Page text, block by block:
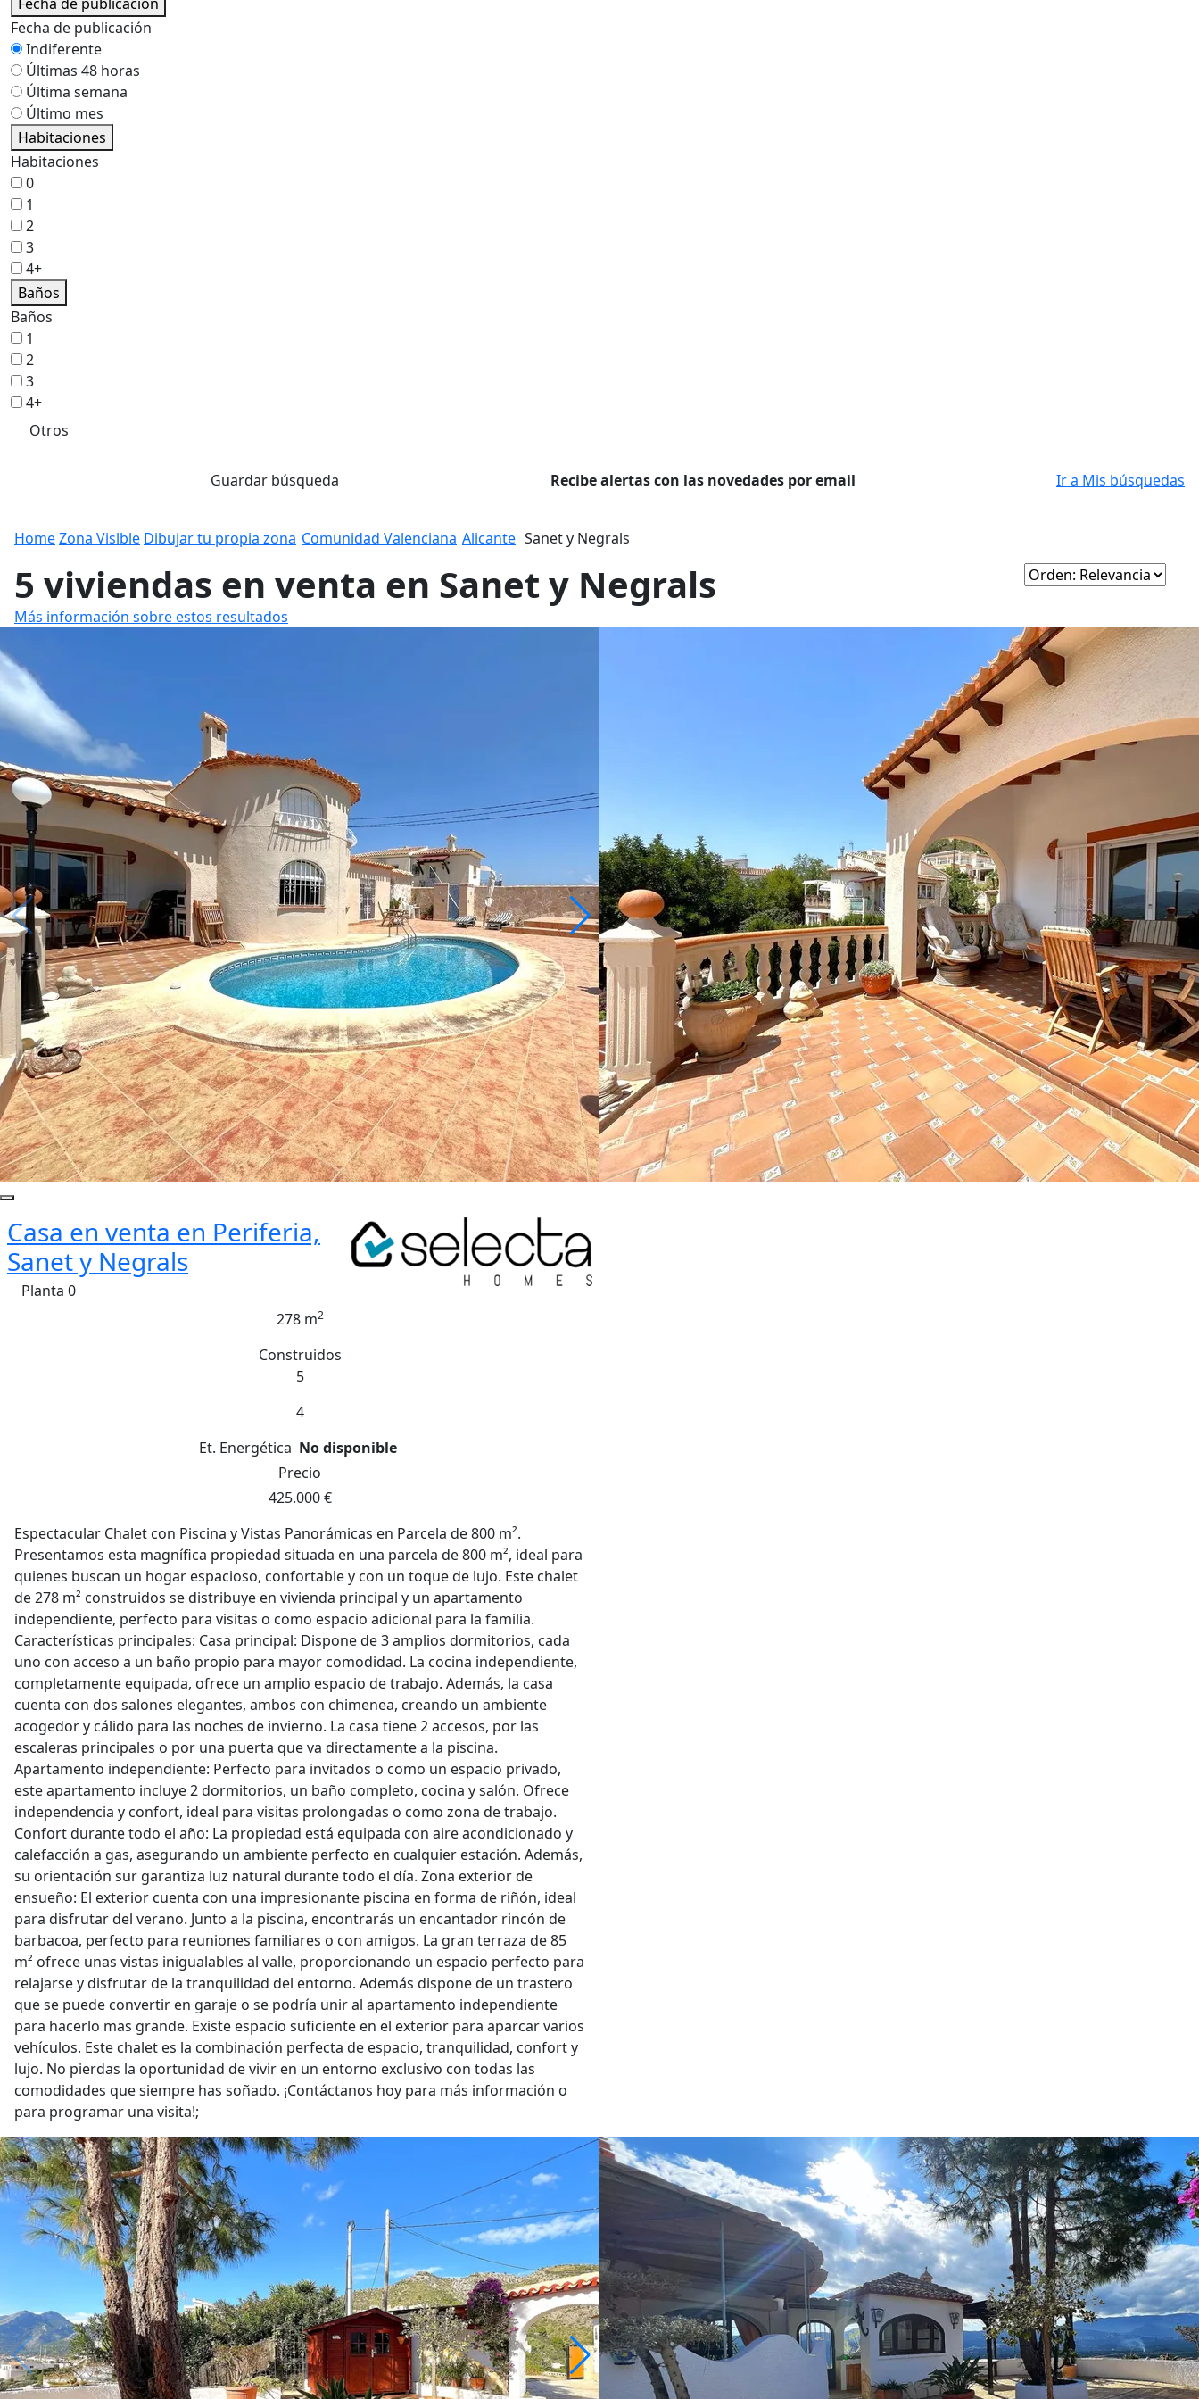
Fecha de publicación
Indiferente
Últimas 48 horas
Última semana
Último mes
Habitaciones
Habitaciones
0
1
2
3
4+
Baños
Baños
1
2
3
4+
Otros
Guardar búsqueda Recibe alertas con las novedades por email Ir a Mis búsquedas
HomeZona Vislble Dibujar tu propia zona Comunidad Valenciana Alicante Sanet y Negrals
5 viviendas en venta en Sanet y Negrals
Más información sobre estos resultados
Casa en venta en Periferia,
Sanet y Negrals
Planta 0
278 m2
Construidos
5
4
Et. Energética No disponible
Precio
425.000 €
Espectacular Chalet con Piscina y Vistas Panorámicas en Parcela de 800 m².
Presentamos esta magnífica propiedad situada en una parcela de 800 m², ideal para
quienes buscan un hogar espacioso, confortable y con un toque de lujo. Este chalet
de 278 m² construidos se distribuye en vivienda principal y un apartamento
independiente, perfecto para visitas o como espacio adicional para la familia.
Características principales: Casa principal: Dispone de 3 amplios dormitorios, cada
uno con acceso a un baño propio para mayor comodidad. La cocina independiente,
completamente equipada, ofrece un amplio espacio de trabajo. Además, la casa
cuenta con dos salones elegantes, ambos con chimenea, creando un ambiente
acogedor y cálido para las noches de invierno. La casa tiene 2 accesos, por las
escaleras principales o por una puerta que va directamente a la piscina.
Apartamento independiente: Perfecto para invitados o como un espacio privado,
este apartamento incluye 2 dormitorios, un baño completo, cocina y salón. Ofrece
independencia y confort, ideal para visitas prolongadas o como zona de trabajo.
Confort durante todo el año: La propiedad está equipada con aire acondicionado y
calefacción a gas, asegurando un ambiente perfecto en cualquier estación. Además,
su orientación sur garantiza luz natural durante todo el día. Zona exterior de
ensueño: El exterior cuenta con una impresionante piscina en forma de riñón, ideal
para disfrutar del verano. Junto a la piscina, encontrarás un encantador rincón de
barbacoa, perfecto para reuniones familiares o con amigos. La gran terraza de 85
m² ofrece unas vistas inigualables al valle, proporcionando un espacio perfecto para
relajarse y disfrutar de la tranquilidad del entorno. Además dispone de un trastero
que se puede convertir en garaje o se podría unir al apartamento independiente
para hacerlo mas grande. Existe espacio suficiente en el exterior para aparcar varios
vehículos. Este chalet es la combinación perfecta de espacio, tranquilidad, confort y
lujo. No pierdas la oportunidad de vivir en un entorno exclusivo con todas las
comodidades que siempre has soñado. ¡Contáctanos hoy para más información o
para programar una visita!;